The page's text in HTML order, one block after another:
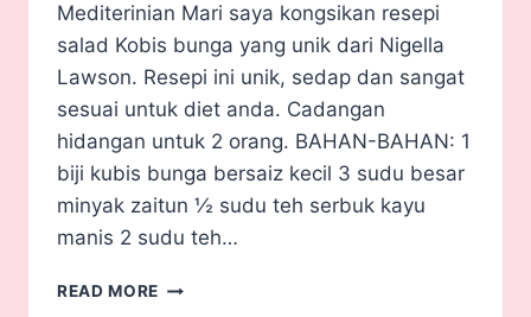
Mediterinian Mari saya kongsikan resepi
salad Kobis bunga yang unik dari Nigella
Lawson. Resepi ini unik, sedap dan sangat
sesuai untuk diet anda. Cadangan
hidangan untuk 2 orang. BAHAN-BAHAN: 1
biji kubis bunga bersaiz kecil 3 sudu besar
minyak zaitun ½ sudu teh serbuk kayu
manis 2 sudu teh…
READ MORE